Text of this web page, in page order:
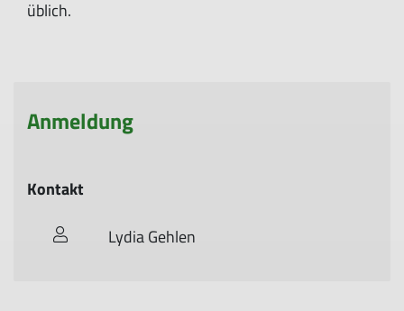
üblich.
Anmeldung
Kontakt
Lydia Gehlen